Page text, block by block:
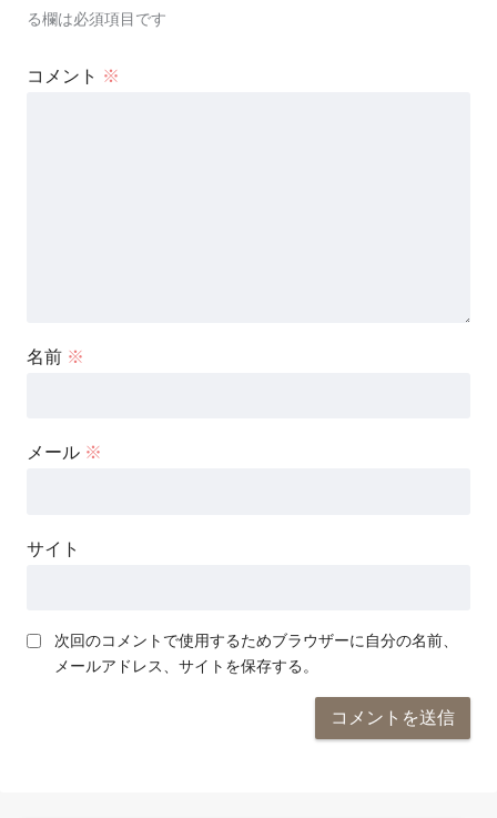
る欄は必須項目です
コメント ※
名前 ※
メール ※
サイト
次回のコメントで使用するためブラウザーに自分の名前、
メールアドレス、サイトを保存する。